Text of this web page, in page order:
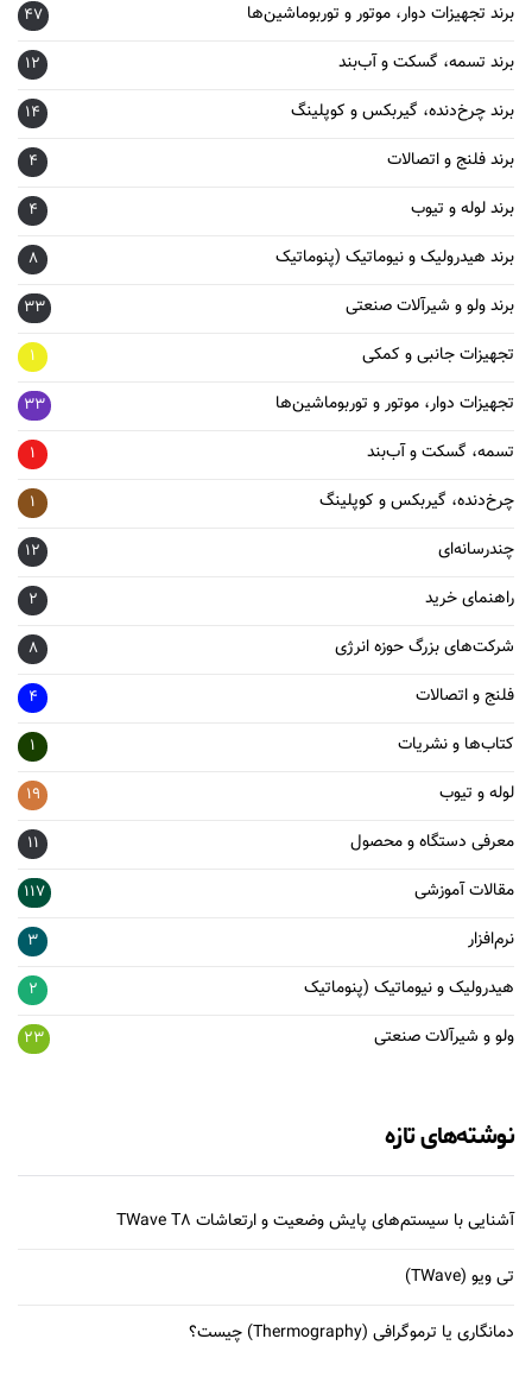
برند تجهیزات دوار، موتور و توربوماشین‌ها 47
برند تسمه، گسکت و آب‌بند 12
برند چرخ‌دنده، گیربکس و کوپلینگ 14
برند فلنج و اتصالات 4
برند لوله و تیوب 4
برند هیدرولیک و نیوماتیک (پنوماتیک 8
برند ولو و شیرآلات صنعتی 33
تجهیزات جانبی و کمکی 1
تجهیزات دوار، موتور و توربوماشین‌ها 33
تسمه، گسکت و آب‌بند 1
چرخ‌دنده، گیربکس و کوپلینگ 1
چندرسانه‌ای 12
راهنمای خرید 2
شرکت‌های بزرگ حوزه انرژی 8
فلنج و اتصالات 4
کتاب‌ها و نشریات 1
لوله و تیوب 19
معرفی دستگاه و محصول 11
مقالات آموزشی 117
نرم‌افزار 3
هیدرولیک و نیوماتیک (پنوماتیک 2
ولو و شیرآلات صنعتی 23
نوشته‌های تازه
آشنایی با سیستم‌های پایش وضعیت و ارتعاشات TWave T8
تی ویو (TWave)
دمانگاری یا ترموگرافی (Thermography) چیست؟